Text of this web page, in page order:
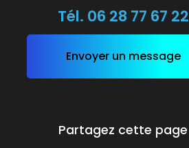
Tél. 06 28 77 67 22
Envoyer un message
Partagez cette page